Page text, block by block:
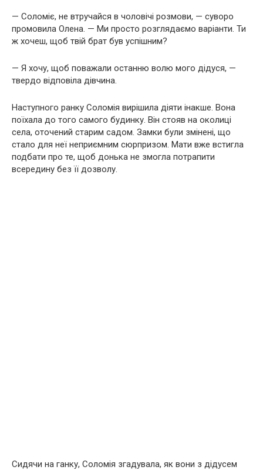
— Соломіє, не втручайся в чоловічі розмови, — суворо
промовила Олена. — Ми просто розглядаємо варіанти. Ти
ж хочеш, щоб твій брат був успішним?
— Я хочу, щоб поважали останню волю мого дідуся, —
твердо відповіла дівчина.
Наступного ранку Соломія вирішила діяти інакше. Вона
поїхала до того самого будинку. Він стояв на околиці
села, оточений старим садом. Замки були змінені, що
стало для неї неприємним сюрпризом. Мати вже встигла
подбати про те, щоб донька не змогла потрапити
всередину без її дозволу.
Сидячи на ганку, Соломія згадувала, як вони з дідусем